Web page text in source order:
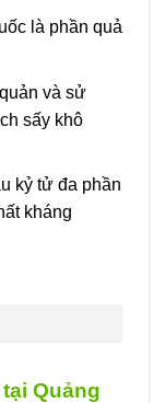
là phần quả
và sử
sấy khô
kỷ tử đa phần
kháng
Quảng